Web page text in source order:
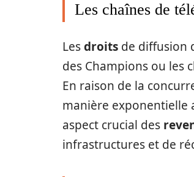
Les chaînes de
Lesdroits de diffusion
des Champions ou les
En raison de la
manière exponentielle
aspect crucial des
infrastructures et de